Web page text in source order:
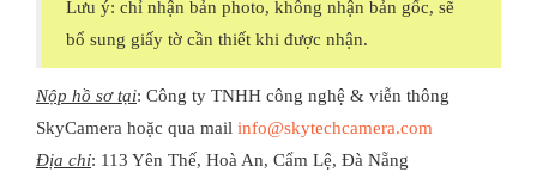
Lưu ý: chỉ nhận bản photo, không nhận bản gốc, sẽ
bổ sung giấy tờ cần thiết khi được nhận.
Nộp hồ sơ tại: Công ty TNHH công nghệ & viễn thông
SkyCamera hoặc qua mail info@skytechcamera.com
Địa chỉ: 113 Yên Thế, Hoà An, Cẩm Lệ, Đà Nẵng